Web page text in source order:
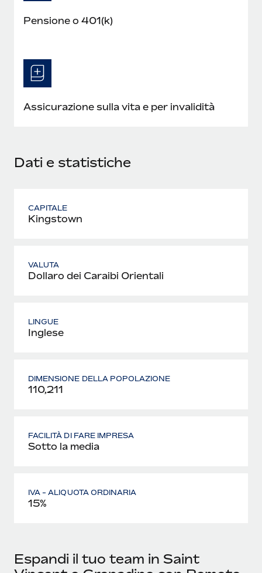
Pensione o 401(k)
Assicurazione sulla vita e per invalidità
Dati e statistiche
CAPITALE
Kingstown
VALUTA
Dollaro dei Caraibi Orientali
LINGUE
Inglese
DIMENSIONE DELLA POPOLAZIONE
110,211
FACILITÀ DI FARE IMPRESA
Sotto la media
IVA - ALIQUOTA ORDINARIA
15%
Espandi il tuo team in Saint